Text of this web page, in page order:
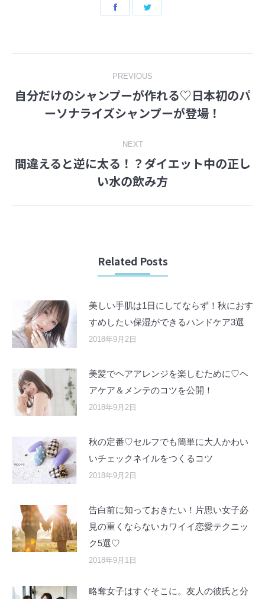
Share
navigation
PREVIOUS
Previous
post:
自分だけのシャンプーが作れる♡日本初のパ
ーソナライズシャンプーが登場！
NEXT
Next
post:
間違えると逆に太る！？ダイエット中の正し
い水の飲み方
Related Posts
美しい手肌は1日にしてならず！秋におす
すめしたい保湿ができるハンドケア3選
2018年9月2日
美髪でヘアアレンジを楽しむために♡ヘ
アケア＆メンテのコツを公開！
2018年9月2日
秋の定番♡セルフでも簡単に大人かわい
いチェックネイルをつくるコツ
2018年9月2日
告白前に知っておきたい！片思い女子必
見の重くならないカワイイ恋愛テクニッ
ク5選♡
2018年9月1日
略奪女子はすぐそこに。友人の彼氏と分